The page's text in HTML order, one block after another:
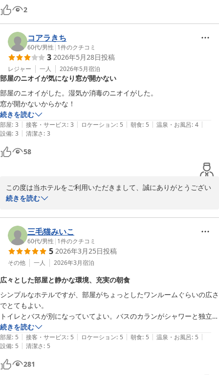
2
コアラきち
60代/男性 | 1件のクチコミ
3 2026年5月28日投稿
レジャー 一人 2026年5月宿泊
部屋のニオイが気になり窓が開かない
部屋のニオイがした。湿気か消毒のニオイがした。
窓が開かないからかな！
続きを読む
部屋: 3 | 接客・サービス: 3 | ロケーション: 5 | 朝食: 5 | 温泉・お風呂: 4 |
設備: 3 | 清潔さ: 3
58
この度は当ホテルをご利用いただきまして、誠にありがとうござい
ました。
お部屋の臭いではご不憫とご迷惑をお掛けし、大変申し訳ございま
せんでした。
客室清掃を徹底して参ります。
Ｊホテルりんくう
2026-06-02
続きを読む
三毛猫みいこ
60代/男性 | 1件のクチコミ
5 2026年3月25日投稿
その他 一人 2026年3月宿泊
広々とした部屋と静かな環境、充実の朝食
シンプルなホテルですが、部屋がちょっとしたワンルームぐらいの広さ
でとてもよい。
トイレとバスが別になっていてよい。バスのカランがシャワーと独立し
ているので、シャワーを浴びながら浴槽にお湯を貯められるのが便利。
名鉄の駅や、アクセス道路、セントレアがとても近いのにもかかわら
ず、騒音がしないのは驚きの静音性。
宿泊費込みの朝食はビュッフェでしたが、地産のものがたくさんあり美
味しかった。
続きを読む
部屋: 5 | 接客・サービス: 5 | ロケーション: 5 | 朝食: 5 | 温泉・お風呂: 5 |
設備: 5 | 清潔さ: 5
281